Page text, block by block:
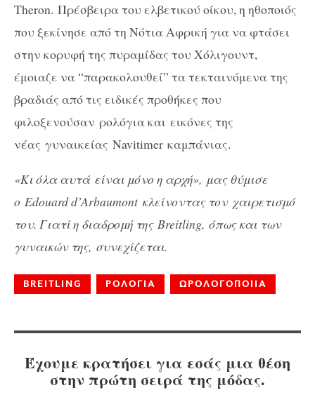
Theron. Πρέσβειρα του ελβετικού οίκου, η ηθοποιός
που ξεκίνησε από τη Νότια Αφρική για να φτάσει
στην κορυφή της πυραμίδας του Χόλιγουντ,
έμοιαζε να “παρακολουθεί” τα τεκταινόμενα της
βραδιάς από τις ειδικές προθήκες που
φιλοξενούσαν ρολόγια και εικόνες της
νέας γυναικείας Navitimer καμπάνιας.
«Κι όλα αυτά είναι μόνο η αρχή», μας θύμισε
ο Edouard d’Arbaumont κλείνοντας τον χαιρετισμό
του. Γιατί η διαδρομή της Breitling, όπως και των
γυναικών της, συνεχίζεται.
BREITLING ΡΟΛΟΓΙΑ ΩΡΟΛΟΓΟΠΟΙΙΑ
Έχουμε κρατήσει για εσάς μια θέση
στην πρώτη σειρά της μόδας.